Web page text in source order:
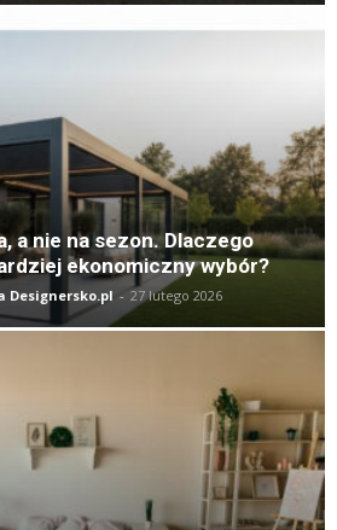
a nie na sezon. Dlaczego
ekonomiczny wybór?
Designersko.pl - 27 lutego 2026